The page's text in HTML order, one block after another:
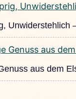
Unwiderstehlich
aus dem